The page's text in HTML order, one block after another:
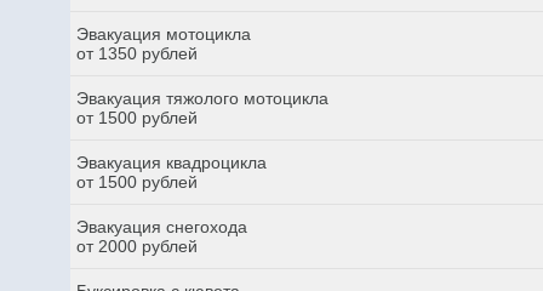
Эвакуация мотоцикла
от 1350 рублей
Эвакуация тяжолого мотоцикла
от 1500 рублей
Эвакуация квадроцикла
от 1500 рублей
Эвакуация снегохода
от 2000 рублей